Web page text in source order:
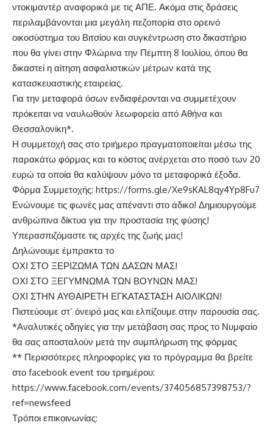
ντοκιμαντέρ αναφορικά με τις ΑΠΕ. Ακόμα στις δράσεις
περιλαμβάνονται μια μεγάλη πεζοπορία στο ορεινό
οικοσύστημα του Βιτσίου και συγκέντρωση στο δικαστήριο
που θα γίνει στην Φλώρινα την Πέμπτη 8 Ιουλίου, όπου θα
δικαστεί η αίτηση ασφαλιστικών μέτρων κατά της
κατασκευαστικής εταιρείας.
Για την μεταφορά όσων ενδιαφέρονται να συμμετέχουν
πρόκειται να ναυλωθούν λεωφορεία από Αθήνα και
Θεσσαλονίκη*.
Η συμμετοχή σας στο τριήμερο πραγματοποιείται μέσω της
παρακάτω φόρμας και το κόστος ανέρχεται στο ποσό των 20
ευρώ τα οποία θα καλύψουν μόνο τα μεταφορικά έξοδα.
Φόρμα Συμμετοχής: https://forms.gle/Xe9sKAL8qy4Yp8Fu7
Ενώνουμε τις φωνές μας απέναντι στο άδικο! Δημιουργούμε
ανθρώπινα δίκτυα για την προστασία της φύσης!
Υπερασπιζόμαστε τις αρχές της ζωής μας!
Δηλώνουμε έμπρακτα το
ΟΧΙ ΣΤΟ ΞΕΡΙΖΩΜΑ ΤΩΝ ΔΑΣΩΝ ΜΑΣ!
ΟΧΙ ΣΤΟ ΞΕΓΥΜΝΩΜΑ ΤΩΝ ΒΟΥΝΩΝ ΜΑΣ!
ΟΧΙ ΣΤΗΝ ΑΥΘΑΙΡΕΤΗ ΕΓΚΑΤΑΣΤΑΣΗ ΑΙΟΛΙΚΩΝ!
Πιστεύουμε στ’ όνειρό μας και ελπίζουμε στην παρουσία σας.
*Αναλυτικές οδηγίες για την μετάβαση σας προς το Νυμφαίο
θα σας αποσταλούν μετά την συμπλήρωση της φόρμας
** Περισσότερες πληροφορίες για το πρόγραμμα θα βρείτε
στο facebook event του τριημέρου:
https://www.facebook.com/events/374056857398753/?
ref=newsfeed
Τρόποι επικοινωνίας: